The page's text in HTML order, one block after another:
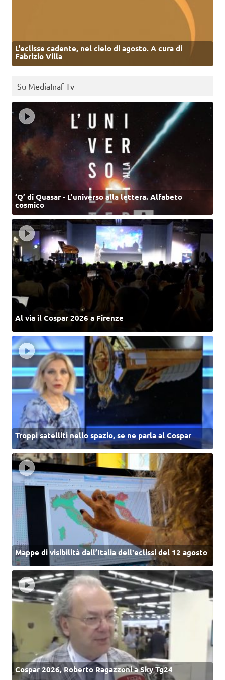
L’eclisse cadente, nel cielo di agosto. A cura di
Fabrizio Villa
Su MediaInaf Tv
‘Q’ di Quasar - L'universo alla lettera. Alfabeto
cosmico
Al via il Cospar 2026 a Firenze
Troppi satelliti nello spazio, se ne parla al Cospar
Mappe di visibilità dall’Italia dell'eclissi del 12 agosto
Cospar 2026, Roberto Ragazzoni a Sky Tg24